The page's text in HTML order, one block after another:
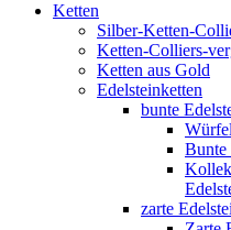
Ketten
Silber-Ketten-
Ketten-Colliers-
Ketten aus Gold
Edelsteinketten
bunte
Bunte
zarte